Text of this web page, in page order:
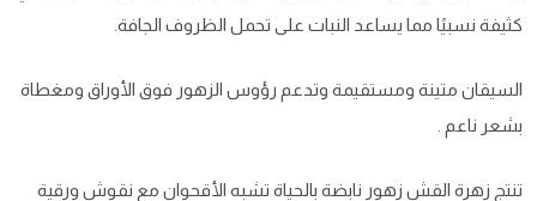
كثيفة نسبيًا مما يساعد النبات على تحمل الظروف الجافة.
السيقان متينة ومستقيمة وتدعم رؤوس الزهور فوق الأوراق ومغطاة
بشعر ناعم .
تنتج زهرة القش زهور نابضة بالحياة تشبه الأقحوان مع نقوش ورقية